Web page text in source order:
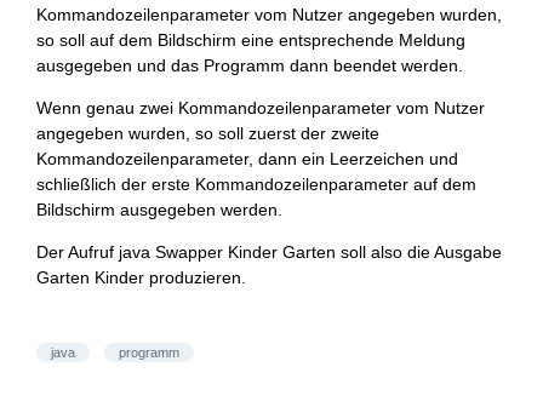
Kommandozeilenparameter vom Nutzer angegeben wurden,
so soll auf dem Bildschirm eine entsprechende Meldung
ausgegeben und das Programm dann beendet werden.
Wenn genau zwei Kommandozeilenparameter vom Nutzer
angegeben wurden, so soll zuerst der zweite
Kommandozeilenparameter, dann ein Leerzeichen und
schließlich der erste Kommandozeilenparameter auf dem
Bildschirm ausgegeben werden.
Der Aufruf java Swapper Kinder Garten soll also die Ausgabe
Garten Kinder produzieren.
java programm